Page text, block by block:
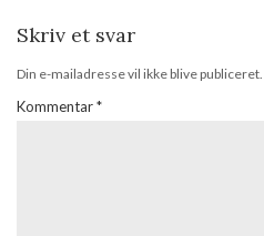
Skriv et svar
Din e-mailadresse vil ikke blive publiceret.
Kommentar*